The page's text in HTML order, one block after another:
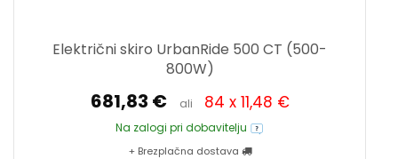
Električni skiro UrbanRide 500 CT (500-
800W)
681,83 € ali 84 x 11,48 €
Na zalogi pri dobavitelju
+ Brezplačna dostava